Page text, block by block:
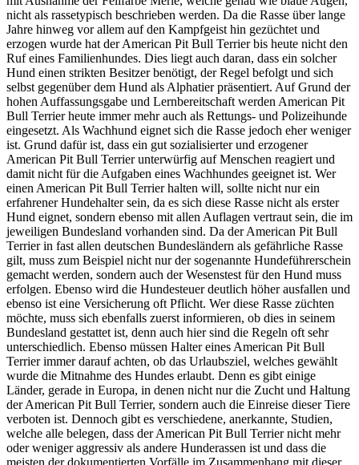
nicht als rassetypisch beschrieben werden. Da die Rasse über lange
Jahre hinweg vor allem auf den Kampfgeist hin gezüchtet und
erzogen wurde hat der American Pit Bull Terrier bis heute nicht den
Ruf eines Familienhundes. Dies liegt auch daran, dass ein solcher
Hund einen strikten Besitzer benötigt, der Regel befolgt und sich
selbst gegenüber dem Hund als Alphatier präsentiert. Auf Grund der
hohen Auffassungsgabe und Lernbereitschaft werden American Pit
Bull Terrier heute immer mehr auch als Rettungs- und Polizeihunde
eingesetzt. Als Wachhund eignet sich die Rasse jedoch eher weniger
ist. Grund dafür ist, dass ein gut sozialisierter und erzogener
American Pit Bull Terrier unterwürfig auf Menschen reagiert und
damit nicht für die Aufgaben eines Wachhundes geeignet ist. Wer
einen American Pit Bull Terrier halten will, sollte nicht nur ein
erfahrener Hundehalter sein, da es sich diese Rasse nicht als erster
Hund eignet, sondern ebenso mit allen Auflagen vertraut sein, die im
jeweiligen Bundesland vorhanden sind. Da der American Pit Bull
Terrier in fast allen deutschen Bundesländern als gefährliche Rasse
gilt, muss zum Beispiel nicht nur der sogenannte Hundeführerschein
gemacht werden, sondern auch der Wesenstest für den Hund muss
erfolgen. Ebenso wird die Hundesteuer deutlich höher ausfallen und
ebenso ist eine Versicherung oft Pflicht. Wer diese Rasse züchten
möchte, muss sich ebenfalls zuerst informieren, ob dies in seinem
Bundesland gestattet ist, denn auch hier sind die Regeln oft sehr
unterschiedlich. Ebenso müssen Halter eines American Pit Bull
Terrier immer darauf achten, ob das Urlaubsziel, welches gewählt
wurde die Mitnahme des Hundes erlaubt. Denn es gibt einige
Länder, gerade in Europa, in denen nicht nur die Zucht und Haltung
der American Pit Bull Terrier, sondern auch die Einreise dieser Tiere
verboten ist. Dennoch gibt es verschiedene, anerkannte, Studien,
welche alle belegen, dass der American Pit Bull Terrier nicht mehr
oder weniger aggressiv als andere Hunderassen ist und dass die